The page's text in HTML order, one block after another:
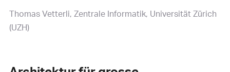
Thomas Vetterli Zentrale Informatik, Universität Zürich
(UZH)